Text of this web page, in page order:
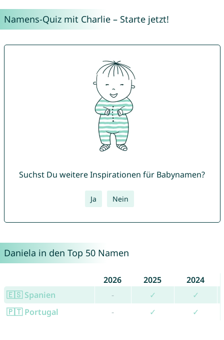
Namens-Quiz mit Charlie – Starte jetzt!
Suchst Du weitere Inspirationen für Babynamen?
Ja Nein
Daniela in den Top 50 Namen
2026 2025
2024
🇪🇸 Spanien
- ✓
✓
🇵🇹 Portugal
- ✓ ✓